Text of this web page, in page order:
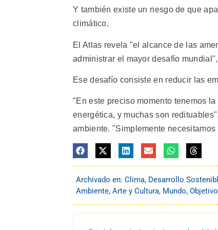
Y también existe un riesgo de que
climático.
El Atlas revela "el alcance de las
administrar el mayor desafío
Ese desafío consiste en reducir las
"En este preciso momento tenemos
energética, y muchas son
ambiente. "Simplemente necesitamos
Archivado en: Clima, Desarrollo
Ambiente, Arte y Cultura, Mundo,